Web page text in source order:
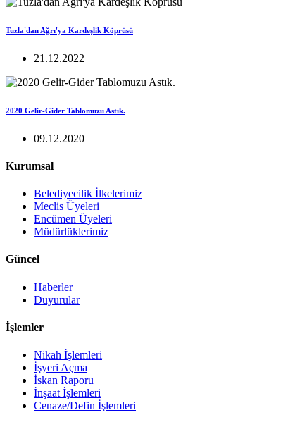
Tuzla'dan Ağrı'ya Kardeşlik Köprüsü
21.12.2022
2020 Gelir-Gider Tablomuzu Astık.
09.12.2020
Kurumsal
Belediyecilik İlkelerimiz
Meclis Üyeleri
Encümen Üyeleri
Müdürlüklerimiz
Güncel
Haberler
Duyurular
İşlemler
Nikah İşlemleri
İşyeri Açma
İskan Raporu
İnşaat İşlemleri
Cenaze/Defin İşlemleri